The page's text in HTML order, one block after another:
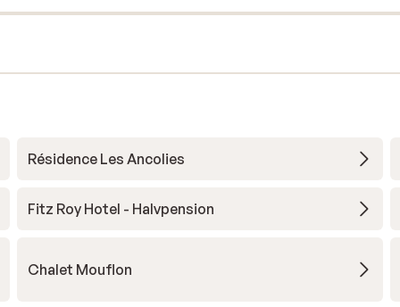
Résidence Les Ancolies
Fitz Roy Hotel - Halvpension
Chalet Mouflon